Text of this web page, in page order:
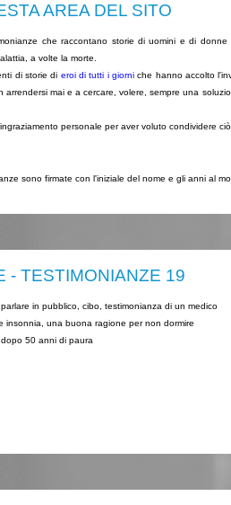
AREA DEL SITO
che raccontano storie di uomini e di
a volte la morte.
di storie di eroi di tutti i giorniche hanno accolto
arrendersi mai e a cercare, volere, sempre una
personale per aver voluto condividere
sono firmate con l'iniziale del nome e gli anni al
- TESTIMONIANZE 19
in pubblico, cibo, testimonianza di un medico
insonnia, una buona ragione per non dormire
50 anni di paura